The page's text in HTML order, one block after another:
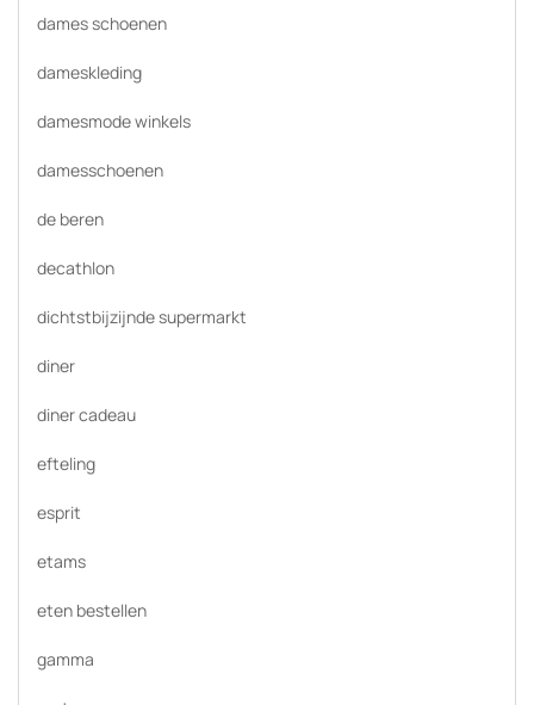
dames schoenen
dameskleding
damesmode winkels
damesschoenen
de beren
decathlon
dichtstbijzijnde supermarkt
diner
diner cadeau
efteling
esprit
etams
eten bestellen
gamma